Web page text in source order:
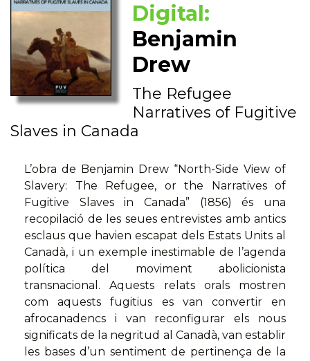
Digital:
Benjamin
Drew
The Refugee
Narratives of Fugitive
Slaves in Canada
L’obra de Benjamin Drew “North-Side View of
Slavery: The Refugee, or the Narratives of
Fugitive Slaves in Canada” (1856) és una
recopilació de les seues entrevistes amb antics
esclaus que havien escapat dels Estats Units al
Canadà, i un exemple inestimable de l’agenda
política del moviment abolicionista
transnacional. Aquests relats orals mostren
com aquests fugitius es van convertir en
afrocanadencs i van reconfigurar els nous
significats de la negritud al Canadà, van establir
les bases d’un sentiment de pertinença de la